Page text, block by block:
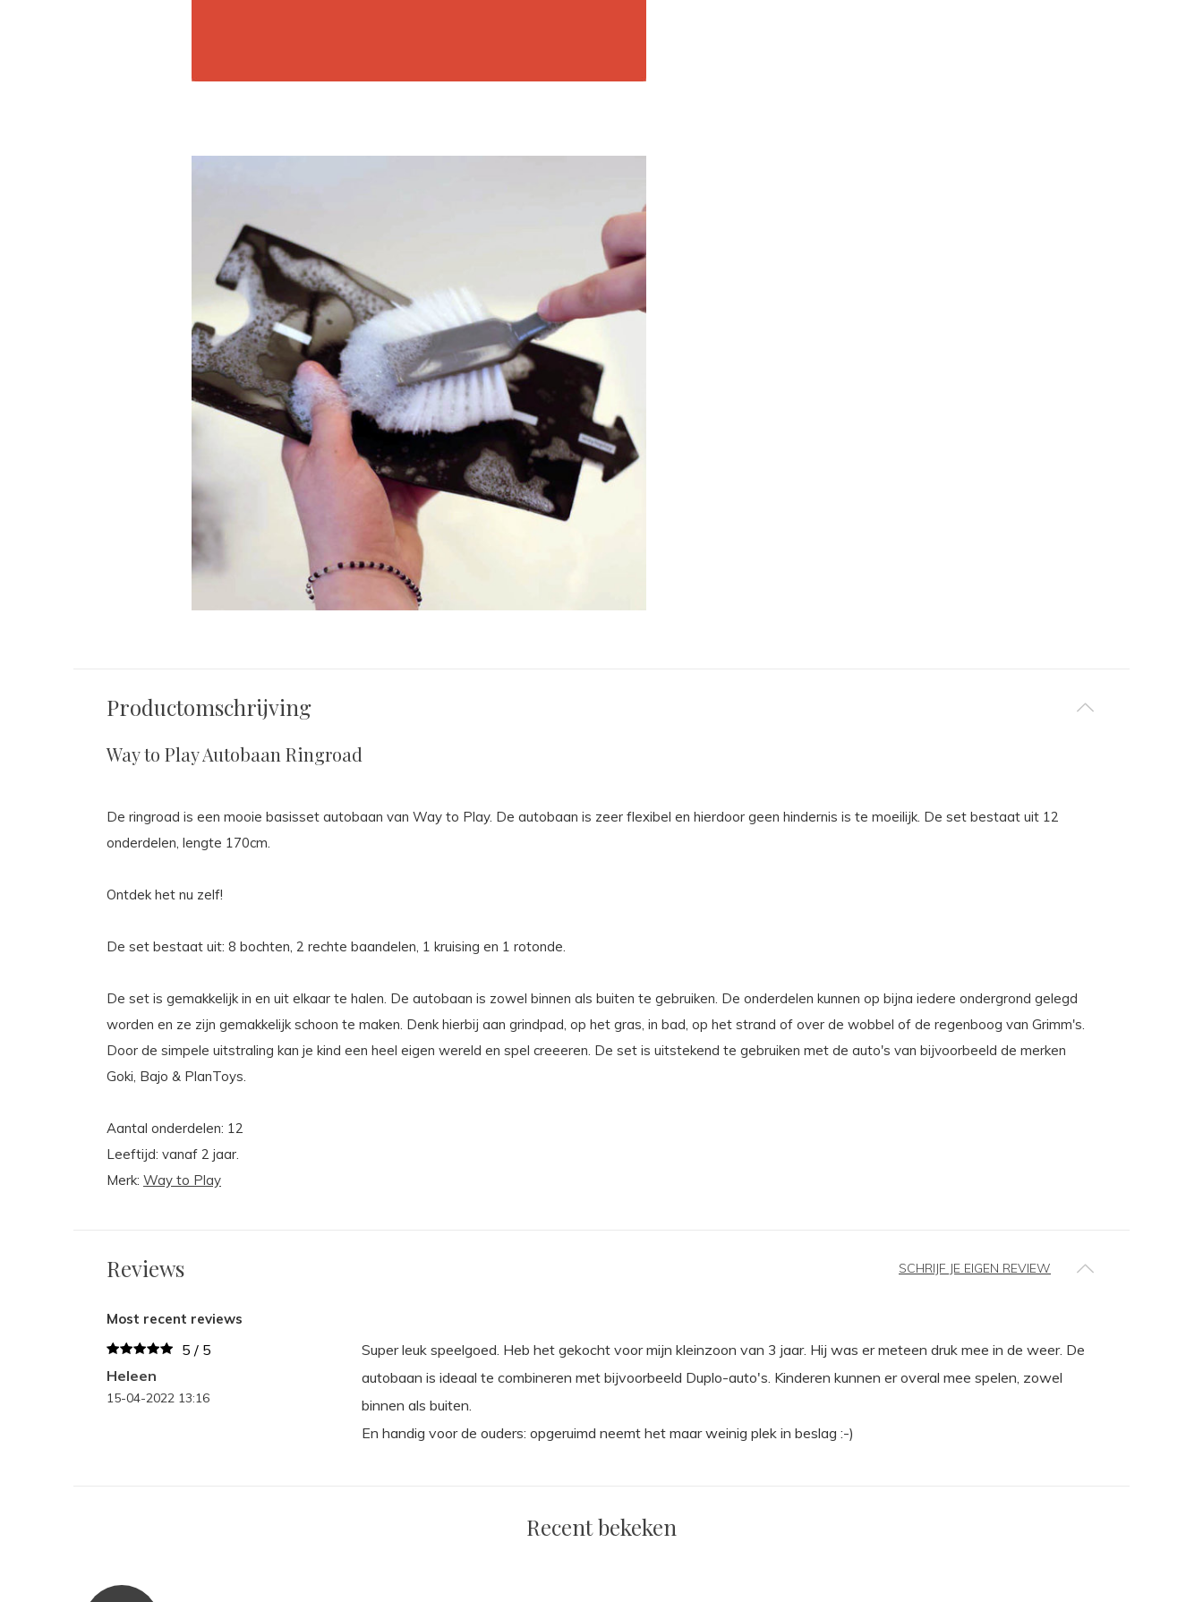
Productomschrijving
Way to Play Autobaan Ringroad
De ringroad is een mooie basisset autobaan van Way to Play. De autobaan is zeer flexibel en hierdoor geen hindernis is te moeilijk. De set bestaat uit 12
onderdelen, lengte 170cm.
Ontdek het nu zelf!
De set bestaat uit: 8 bochten, 2 rechte baandelen, 1 kruising en 1 rotonde.
De set is gemakkelijk in en uit elkaar te halen. De autobaan is zowel binnen als buiten te gebruiken. De onderdelen kunnen op bijna iedere ondergrond gelegd
worden en ze zijn gemakkelijk schoon te maken. Denk hierbij aan grindpad, op het gras, in bad, op het strand of over de wobbel of de regenboog van Grimm's.
Door de simpele uitstraling kan je kind een heel eigen wereld en spel creeeren. De set is uitstekend te gebruiken met de auto's van bijvoorbeeld de merken
Goki, Bajo & PlanToys.
Aantal onderdelen: 12
Leeftijd: vanaf 2 jaar.
Merk: Way to Play
Reviews SCHRIJF JE EIGEN REVIEW
Most recent reviews
5 / 5
Heleen
15-04-2022 13:16
Super leuk speelgoed. Heb het gekocht voor mijn kleinzoon van 3 jaar. Hij was er meteen druk mee in de weer. De
autobaan is ideaal te combineren met bijvoorbeeld Duplo-auto's. Kinderen kunnen er overal mee spelen, zowel
binnen als buiten.
En handig voor de ouders: opgeruimd neemt het maar weinig plek in beslag :-)
Recent bekeken